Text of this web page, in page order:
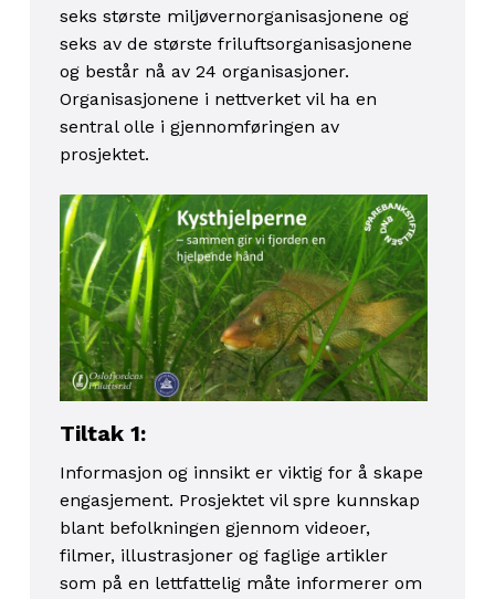
seks største miljøvernorganisasjonene og
seks av de største friluftsorganisasjonene
og består nå av 24 organisasjoner.
Organisasjonene i nettverket vil ha en
sentral olle i gjennomføringen av
prosjektet.
Tiltak 1:
Informasjon og innsikt er viktig for å skape
engasjement. Prosjektet vil spre kunnskap
blant befolkningen gjennom videoer,
filmer, illustrasjoner og faglige artikler
som på en lettfattelig måte informerer om